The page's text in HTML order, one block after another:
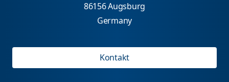
86156 Augsburg
Germany
Kontakt